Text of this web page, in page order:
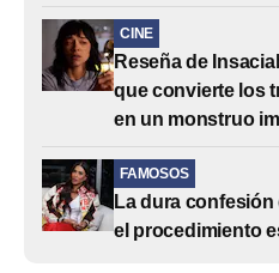
CINE
Reseña de
que convierte los
en un monstruo
FAMOSOS
La dura
el procedimiento